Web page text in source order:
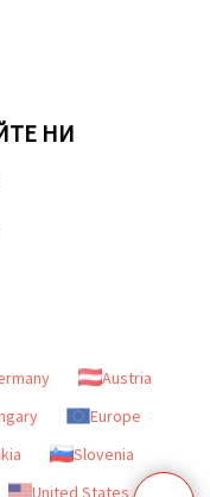
НИ
Austria
Europe
Slovenia
United States